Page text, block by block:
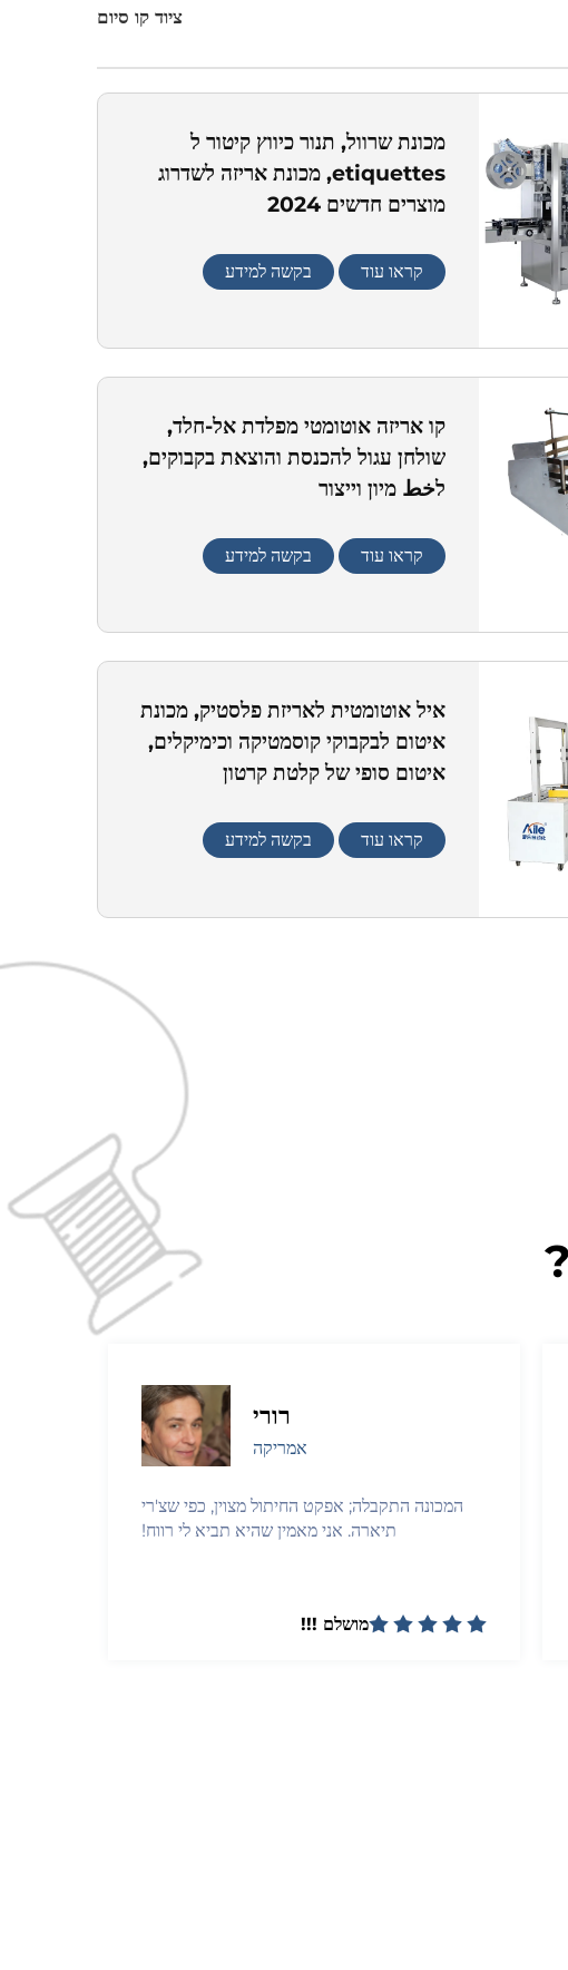
ציוד קו סיום
מכונת שרוול, תנור כיווץ קיטור ל
etiquettes, מכונת אריזה לשדרוג
מוצרים חדשים 2024
קראו עוד בקשה למידע
קו אריזה אוטומטי מפלדת אל-חלד,
שולחן עגול להכנסת והוצאת בקבוקים,
לخط מיון וייצור
קראו עוד בקשה למידע
איל אוטומטית לאריזת פלסטיק, מכונת
איטום לבקבוקי קוסמטיקה וכימיקלים,
איטום סופי של קלטת קרטון
קראו עוד בקשה למידע
רורי
אמריקה
המכונה התקבלה; אפקט החיתול מצוין, כפי שצ'רי
תיארה. אני מאמין שהיא תביא לי רווח!
מושלם !!!